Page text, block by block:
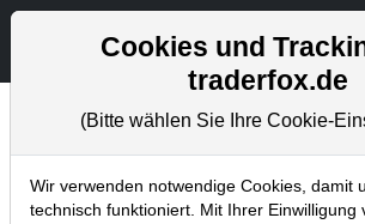
Trader-Blog
Home Blog Trader-Blog
Cookies und
traderfox.de
(Bitte wählen Sie Ihre Cookie-
Wir verwenden notwendige Cookies, damit
technisch funktioniert. Mit Ihrer Einwilligung